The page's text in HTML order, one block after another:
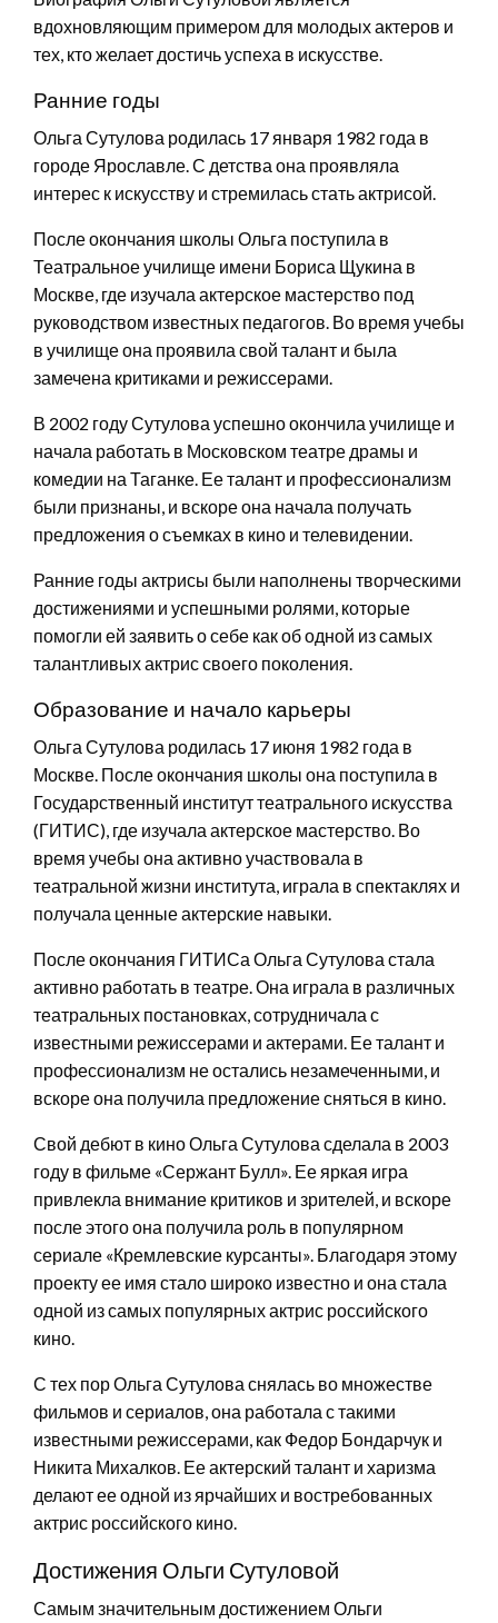
вдохновляющим примером для молодых актеров и
тех, кто желает достичь успеха в искусстве.
Ранние годы
Ольга Сутулова родилась 17 января 1982 года в
городе Ярославле. С детства она проявляла
интерес к искусству и стремилась стать актрисой.
После окончания школы Ольга поступила в
Театральное училище имени Бориса Щукина в
Москве, где изучала актерское мастерство под
руководством известных педагогов. Во время учебы
в училище она проявила свой талант и была
замечена критиками и режиссерами.
В 2002 году Сутулова успешно окончила училище и
начала работать в Московском театре драмы и
комедии на Таганке. Ее талант и профессионализм
были признаны, и вскоре она начала получать
предложения о съемках в кино и телевидении.
Ранние годы актрисы были наполнены творческими
достижениями и успешными ролями, которые
помогли ей заявить о себе как об одной из самых
талантливых актрис своего поколения.
Образование и начало карьеры
Ольга Сутулова родилась 17 июня 1982 года в
Москве. После окончания школы она поступила в
Государственный институт театрального искусства
(ГИТИС), где изучала актерское мастерство. Во
время учебы она активно участвовала в
театральной жизни института, играла в спектаклях и
получала ценные актерские навыки.
После окончания ГИТИСа Ольга Сутулова стала
активно работать в театре. Она играла в различных
театральных постановках, сотрудничала с
известными режиссерами и актерами. Ее талант и
профессионализм не остались незамеченными, и
вскоре она получила предложение сняться в кино.
Свой дебют в кино Ольга Сутулова сделала в 2003
году в фильме «Сержант Булл». Ее яркая игра
привлекла внимание критиков и зрителей, и вскоре
после этого она получила роль в популярном
сериале «Кремлевские курсанты». Благодаря этому
проекту ее имя стало широко известно и она стала
одной из самых популярных актрис российского
кино.
С тех пор Ольга Сутулова снялась во множестве
фильмов и сериалов, она работала с такими
известными режиссерами, как Федор Бондарчук и
Никита Михалков. Ее актерский талант и харизма
делают ее одной из ярчайших и востребованных
актрис российского кино.
Достижения Ольги Сутуловой
Самым значительным достижением Ольги